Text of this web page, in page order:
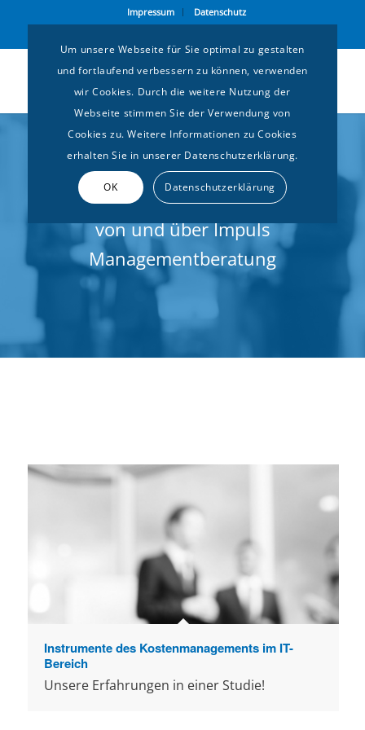
Impressum
Datenschutz
Neueste Informationen.
von und über Impuls
Managementberatung
Instrumente des Kostenmanagements im IT-
Bereich
Unsere Erfahrungen in einer Studie!
Um unsere Webseite für Sie optimal zu gestalten
und fortlaufend verbessern zu können, verwenden
wir Cookies. Durch die weitere Nutzung der
Webseite stimmen Sie der Verwendung von
Cookies zu. Weitere Informationen zu Cookies
erhalten Sie in unserer Datenschutzerklärung.
OK Datenschutzerklärung